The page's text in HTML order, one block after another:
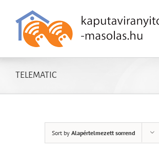
Kihagyás
TELEMATIC
Sort by Alapértelmezett sorrend